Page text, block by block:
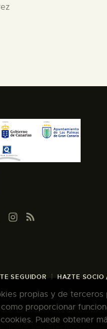
SEGUIDOR HAZTE SOCIO
propias y de terceros
proporcionar
Puede obtener